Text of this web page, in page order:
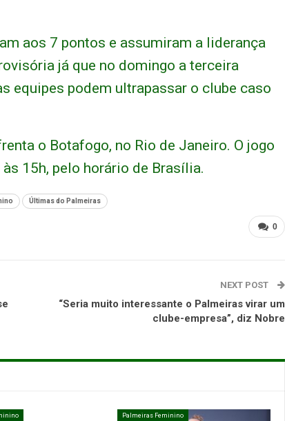
aos 7 pontos e assumiram a liderança
já que no domingo a terceira
equipes podem ultrapassar o clube caso
o Botafogo, no Rio de Janeiro. O jogo
15h, pelo horário de Brasília.
Últimas do Palmeiras
0
NEXT POST
“Seria muito interessante o Palmeiras virar um
clube-empresa”, diz Nobre
Palmeiras Feminino